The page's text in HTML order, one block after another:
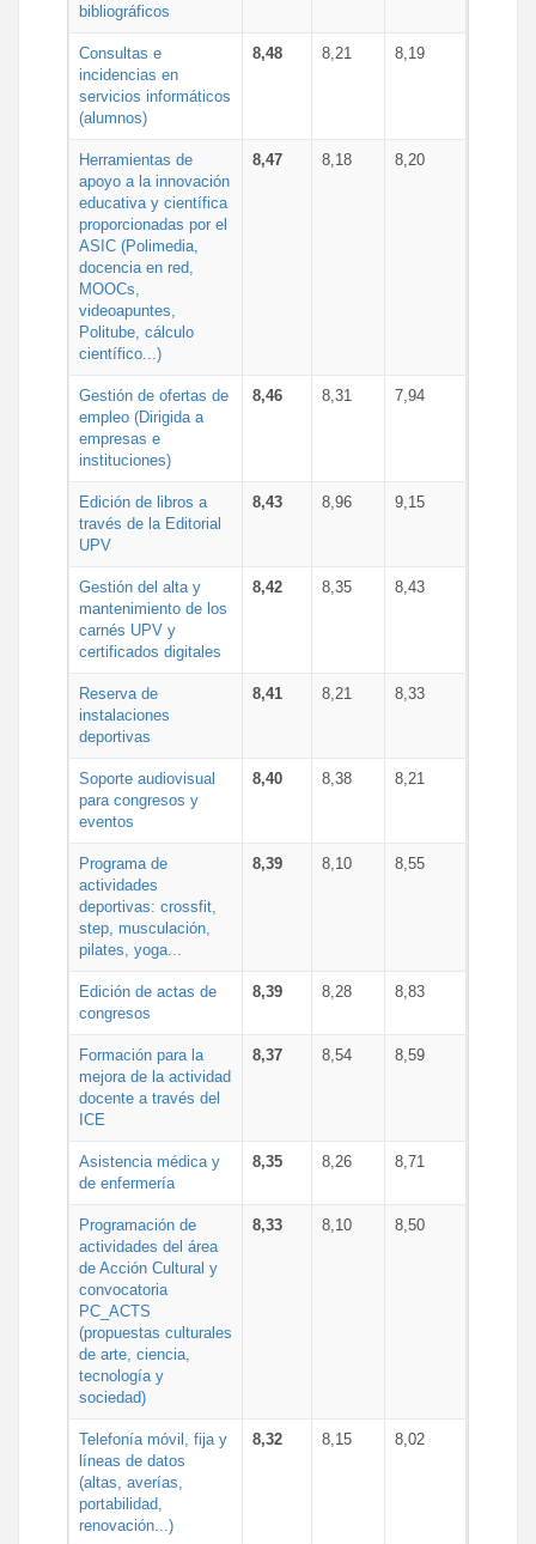
bibliográficos
Consultas e
incidencias en
servicios informáticos
(alumnos)
8,48 8,21 8,19
Herramientas de
apoyo a la innovación
educativa y científica
proporcionadas por el
ASIC (Polimedia,
docencia en red,
MOOCs,
videoapuntes,
Politube, cálculo
científico...)
8,47 8,18 8,20
Gestión de ofertas de
empleo (Dirigida a
empresas e
instituciones)
8,46 8,31 7,94
Edición de libros a
través de la Editorial
UPV
8,43 8,96 9,15
Gestión del alta y
mantenimiento de los
carnés UPV y
certificados digitales
8,42 8,35 8,43
Reserva de
instalaciones
deportivas
8,41 8,21 8,33
Soporte audiovisual
para congresos y
eventos
8,40 8,38 8,21
Programa de
actividades
deportivas: crossfit,
step, musculación,
pilates, yoga...
8,39 8,10 8,55
Edición de actas de
congresos
8,39 8,28 8,83
Formación para la
mejora de la actividad
docente a través del
ICE
8,37 8,54 8,59
Asistencia médica y
de enfermería
8,35 8,26 8,71
Programación de
actividades del área
de Acción Cultural y
convocatoria
PC_ACTS
(propuestas culturales
de arte, ciencia,
tecnología y
sociedad)
8,33 8,10 8,50
Telefonía móvil, fija y
líneas de datos
(altas, averías,
portabilidad,
renovación...)
8,32 8,15 8,02